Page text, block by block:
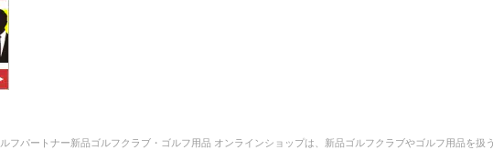
フパートナー新品ゴルフクラブ・ゴルフ用品 オンラインショップは、新品ゴルフクラブやゴルフ用品を扱